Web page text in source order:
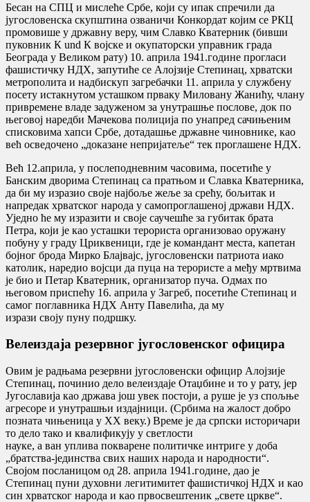
Бесан на СПЦ и мислеће Србе, који су ипак спречили да
југословенска скупштина озваничи Конкордат којим се РКЦ
промовише у државну веру, чим Славко Кватерник (бивши
пуковник К und К војске и окупаторски управник града
Београда у Великом рату) 10. априла 1941.године прогласи
фашистичку НДХ, запутиће се Алојзије Степинац, хрватски
метрополита и надбискуп загребачки 11. априла у службену
посету истакнутом усташком прваку Миловану Жанићу, члану
привремене владе задуженом за унутрашње послове, док по
његовој наредби Мачекова полиција по унапред сачињеним
списковима хапси Србе, дотадашње државне чиновнике, као
већ осведочено „доказане непријатеље“ тек проглашене НДХ.
Већ 12.априла, у послеподневним часовима, посетиће у
Банским дворима Степинац са пратњом и Славка Кватерника,
да би му изразио своје најбоље жеље за срећу, бољитак и
напредак хрватског народа у самопроглашеној држави НДХ.
Уједно ће му изразити и своје саучешће за губитак брата
Петра, који је као усташки терориста организовао оружану
побуну у граду Цриквеници, где је командант места, капетан
бојног брода Мирко Блајвајс, југословенски патриота иако
католик, наредио војсци да пуца на терористе а међу мртвима
је био и Петар Кватерник, организатор пуча. Одмах по
његовом приспећу 16. априла у Загреб, посетиће Степинац и
самог поглавника НДХ Анту Павелића, да му
изрази своју пуну подршку.
Велеиздаја резервног југословенског официра
Овим је радњама резервни југословенски официр Алојзије
Степинац, починио дело велеиздаје Отаџбине и то у рату, јер
Југославија као држава још увек постоји, а руше је уз спољње
агресоре и унутрашњи издајници. (Србима на жалост добро
позната чињеница у XX веку.) Време је да српски историчари
то дело тако и квалификују у светлости
науке, а ван уплива покварене политичке интриге у доба
„братства-јединства свих наших народа и народности“.
Својом посланицом од 28. априла 1941.године, дао је
Степинац пуни духовни легитимитет фашистичкој НДХ и као
син хрватског народа и као првосвештеник „свете цркве“.